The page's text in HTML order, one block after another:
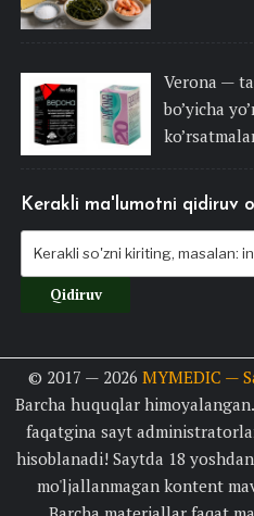
Verona —
bo’yicha
Kerakli ma'lumotni qidiruv
© 2017 — 2026 MYMEDIC —
Barcha huquqlar
faqatgina sayt
hisoblanadi! Saytda 18
mo'ljallanmagan kontent